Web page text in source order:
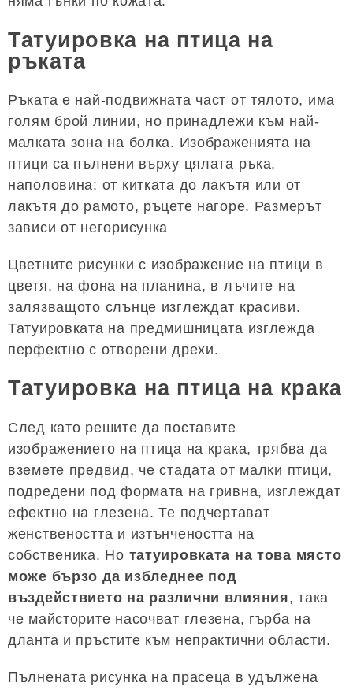
Татуировка на птица на
ръката
Ръката е най-подвижната част от тялото, има
голям брой линии, но принадлежи към най-
малката зона на болка. Изображенията на
птици са пълнени върху цялата ръка,
наполовина: от китката до лакътя или от
лакътя до рамото, ръцете нагоре. Размерът
зависи от негорисунка
Цветните рисунки с изображение на птици в
цветя, на фона на планина, в лъчите на
залязващото слънце изглеждат красиви.
Татуировката на предмишницата изглежда
перфектно с отворени дрехи.
Татуировка на птица на крака
След като решите да поставите
изображението на птица на крака, трябва да
вземете предвид, че стадата от малки птици,
подредени под формата на гривна, изглеждат
ефектно на глезена. Те подчертават
женствеността и изтънчеността на
собственика. Но татуировката на това място
може бързо да избледнее под
въздействието на различни влияния, така
че майсторите насочват глезена, гърба на
дланта и пръстите към непрактични области.
Пълнената рисунка на прасеца в удължена